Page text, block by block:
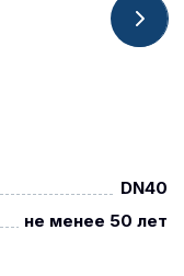
DN40
не менее 50 лет